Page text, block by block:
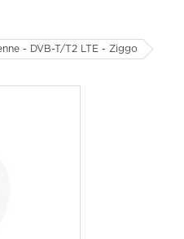
- DVB-T/T2 LTE - Ziggo